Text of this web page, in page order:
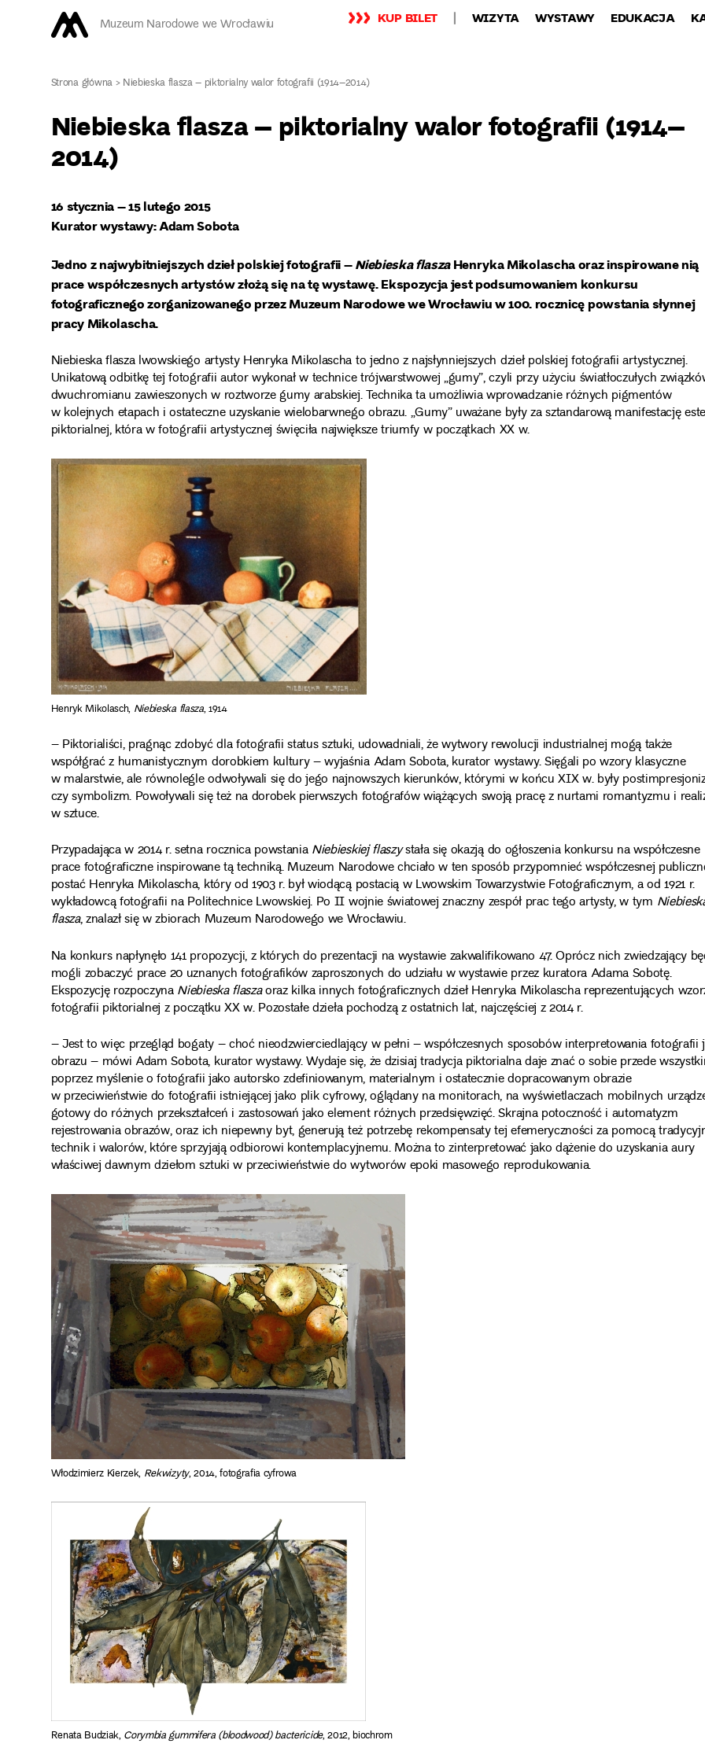
Muzeum Narodowe we Wrocławiu KUP BILET WIZYTA WYSTAWY EDUKACJA
Strona główna>Niebieska flasza – piktorialny walor fotografii (1914–2014)
Niebieska flasza – piktorialny walor fotografii (1914–
2014)
16 stycznia – 15 lutego 2015
Kurator wystawy: Adam Sobota
Jedno z najwybitniejszych dzieł polskiej fotografii –Niebieska flaszaHenryka Mikolascha oraz inspirowane nią
prace współczesnych artystów złożą się na tę wystawę. Ekspozycja jest podsumowaniem konkursu
fotograficznego zorganizowanego przez Muzeum Narodowe we Wrocławiu w 100. rocznicę powstania słynnej
pracy Mikolascha.
Niebieska flasza lwowskiego artysty Henryka Mikolascha to jedno z najsłynniejszych dzieł polskiej fotografii artystycznej.
Unikatową odbitkę tej fotografii autor wykonał w technice trójwarstwowej „gumy”, czyli przy użyciu światłoczułych
dwuchromianu zawieszonych w roztworze gumy arabskiej. Technika ta umożliwia wprowadzanie różnych pigmentów
w kolejnych etapach i ostateczne uzyskanie wielobarwnego obrazu. „Gumy” uważane były za sztandarową manifestację
piktorialnej, która w fotografii artystycznej święciła największe triumfy w początkach XX w.
Henryk Mikolasch, Niebieska flasza, 1914
– Piktorialiści, pragnąc zdobyć dla fotografii status sztuki, udowadniali, że wytwory rewolucji industrialnej mogą także
współgrać z humanistycznym dorobkiem kultury – wyjaśnia Adam Sobota, kurator wystawy. Sięgali po wzory klasyczne
w malarstwie, ale równolegle odwoływali się do jego najnowszych kierunków, którymi w końcu XIX w. były
czy symbolizm. Powoływali się też na dorobek pierwszych fotografów wiążących swoją pracę z nurtami romantyzmu i
w sztuce.
Przypadająca w 2014 r. setna rocznica powstaniaNiebieskiej flaszystała się okazją do ogłoszenia konkursu na współczesne
prace fotograficzne inspirowane tą techniką. Muzeum Narodowe chciało w ten sposób przypomnieć współczesnej
postać Henryka Mikolascha, który od 1903 r. był wiodącą postacią w Lwowskim Towarzystwie Fotograficznym, a od 1921 r.
wykładowcą fotografii na Politechnice Lwowskiej. Po II wojnie światowej znaczny zespół prac tego artysty, w tym
flasza, znalazł się w zbiorach Muzeum Narodowego we Wrocławiu.
Na konkurs napłynęło 141 propozycji, z których do prezentacji na wystawie zakwalifikowano 47. Oprócz nich zwiedzający
mogli zobaczyć prace 20 uznanych fotografików zaproszonych do udziału w wystawie przez kuratora Adama Sobotę.
Ekspozycję rozpoczynaNiebieska flaszaoraz kilka innych fotograficznych dzieł Henryka Mikolascha reprezentujących
fotografii piktorialnej z początku XX w. Pozostałe dzieła pochodzą z ostatnich lat, najczęściej z 2014 r.
– Jest to więc przegląd bogaty – choć nieodzwierciedlający w pełni – współczesnych sposobów interpretowania fotografii
obrazu – mówi Adam Sobota, kurator wystawy. Wydaje się, że dzisiaj tradycja piktorialna daje znać o sobie przede
poprzez myślenie o fotografii jako autorsko zdefiniowanym, materialnym i ostatecznie dopracowanym obrazie
w przeciwieństwie do fotografii istniejącej jako plik cyfrowy, oglądany na monitorach, na wyświetlaczach mobilnych
gotowy do różnych przekształceń i zastosowań jako element różnych przedsięwzięć. Skrajna potoczność i automatyzm
rejestrowania obrazów, oraz ich niepewny byt, generują też potrzebę rekompensaty tej efemeryczności za pomocą
technik i walorów, które sprzyjają odbiorowi kontemplacyjnemu. Można to zinterpretować jako dążenie do uzyskania aury
właściwej dawnym dziełom sztuki w przeciwieństwie do wytworów epoki masowego reprodukowania.
Włodzimierz Kierzek, Rekwizyty, 2014, fotografia cyfrowa
Renata Budziak, Corymbia gummifera (bloodwood) bactericide, 2012, biochrom